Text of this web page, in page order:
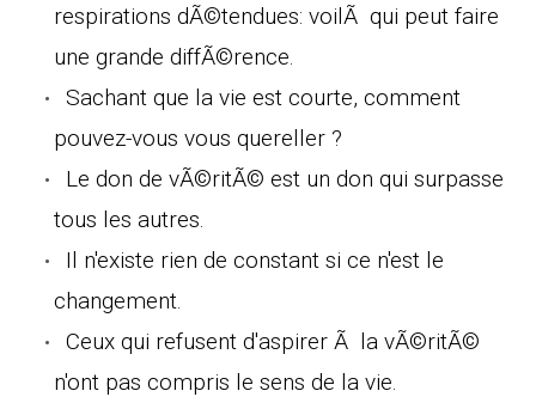
respirations dÃ©tendues: voilÃ qui peut faire
une grande diffÃ©rence.
Sachant que la vie est courte, comment
pouvez-vous vous quereller ?
Le don de vÃ©ritÃ© est un don qui surpasse
tous les autres.
Il n'existe rien de constant si ce n'est le
changement.
Ceux qui refusent d'aspirer Ã la vÃ©ritÃ©
n'ont pas compris le sens de la vie.